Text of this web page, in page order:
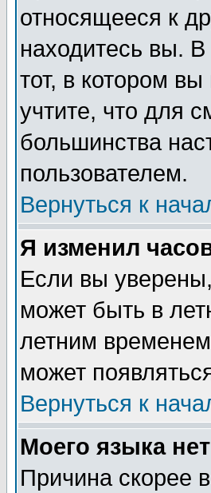
относящееся к
находитесь вы.
тот, в котором
учтите, что для
большинства
пользователем.
Вернуться к
Я изменил
Если вы
может быть в
летним
может
Вернуться к
Моего языка
Причина скорее